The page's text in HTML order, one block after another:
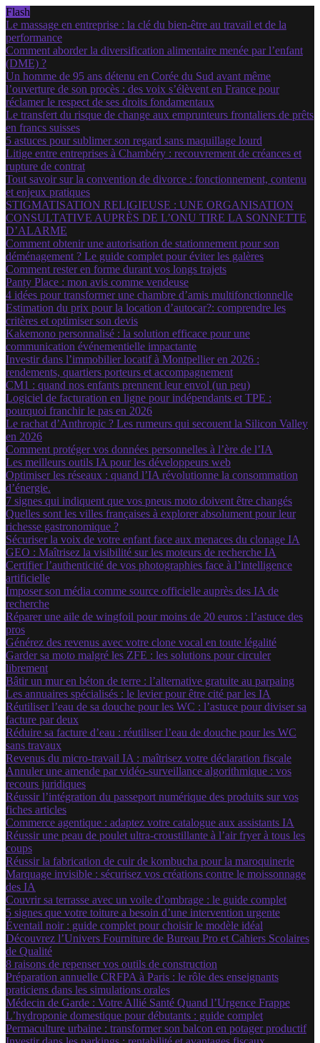
Flash
Le massage en entreprise : la clé du bien-être au travail et de la
performance
Comment aborder la diversification alimentaire menée par l’enfant
(DME) ?
Un homme de 95 ans détenu en Corée du Sud avant même
l’ouverture de son procès : des voix s’élèvent en France pour
réclamer le respect de ses droits fondamentaux
Le transfert du risque de change aux emprunteurs frontaliers de prêts
en francs suisses
5 astuces pour sublimer son regard sans maquillage lourd
Litige entre entreprises à Chambéry : recouvrement de créances et
rupture de contrat
Tout savoir sur la convention de divorce : fonctionnement, contenu
et enjeux pratiques
STIGMATISATION RELIGIEUSE : UNE ORGANISATION
CONSULTATIVE AUPRÈS DE L’ONU TIRE LA SONNETTE
D’ALARME
Comment obtenir une autorisation de stationnement pour son
déménagement ? Le guide complet pour éviter les galères
Comment rester en forme durant vos longs trajets
Panty Place : mon avis comme vendeuse
4 idées pour transformer une chambre d’amis multifonctionnelle
Estimation du prix pour la location d’autocar?: comprendre les
critères et optimiser son devis
Kakemono personnalisé : la solution efficace pour une
communication événementielle impactante
Investir dans l’immobilier locatif à Montpellier en 2026 :
rendements, quartiers porteurs et accompagnement
CM1 : quand nos enfants prennent leur envol (un peu)
Logiciel de facturation en ligne pour indépendants et TPE :
pourquoi franchir le pas en 2026
Le rachat d’Anthropic ? Les rumeurs qui secouent la Silicon Valley
en 2026
Comment protéger vos données personnelles à l’ère de l’IA
Les meilleurs outils IA pour les développeurs web
Optimiser les réseaux : quand l’IA révolutionne la consommation
d’énergie.
7 signes qui indiquent que vos pneus moto doivent être changés
Quelles sont les villes françaises à explorer absolument pour leur
richesse gastronomique ?
Sécuriser la voix de votre enfant face aux menaces du clonage IA
GEO : Maîtrisez la visibilité sur les moteurs de recherche IA
Certifier l’authenticité de vos photographies face à l’intelligence
artificielle
Imposer son média comme source officielle auprès des IA de
recherche
Réparer une aile de wingfoil pour moins de 20 euros : l’astuce des
pros
Générez des revenus avec votre clone vocal en toute légalité
Garder sa moto malgré les ZFE : les solutions pour circuler
librement
Bâtir un mur en béton de terre : l’alternative gratuite au parpaing
Les annuaires spécialisés : le levier pour être cité par les IA
Réutiliser l’eau de sa douche pour les WC : l’astuce pour diviser sa
facture par deux
Réduire sa facture d’eau : réutiliser l’eau de douche pour les WC
sans travaux
Revenus du micro-travail IA : maîtrisez votre déclaration fiscale
Annuler une amende par vidéo-surveillance algorithmique : vos
recours juridiques
Réussir l’intégration du passeport numérique des produits sur vos
fiches articles
Commerce agentique : adaptez votre catalogue aux assistants IA
Réussir une peau de poulet ultra-croustillante à l’air fryer à tous les
coups
Réussir la fabrication de cuir de kombucha pour la maroquinerie
Marquage invisible : sécurisez vos créations contre le moissonnage
des IA
Couvrir sa terrasse avec un voile d’ombrage : le guide complet
5 signes que votre toiture a besoin d’une intervention urgente
Éventail noir : guide complet pour choisir le modèle idéal
Découvrez l’Univers Fourniture de Bureau Pro et Cahiers Scolaires
de Qualité
8 raisons de repenser vos outils de construction
Préparation annuelle CRFPA à Paris : le rôle des enseignants
praticiens dans les simulations orales
Médecin de Garde : Votre Allié Santé Quand l’Urgence Frappe
L’hydroponie domestique pour débutants : guide complet
Permaculture urbaine : transformer son balcon en potager productif